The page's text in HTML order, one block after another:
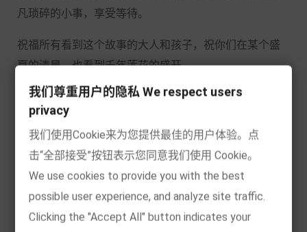
凡琐碎的小事，享受等待。
祝福所有看到这个故事的大人和孩子，祝你们在某个盛
夏的清晨，也看到千年莲花的盛开。
王早早
儿童文学作家，北京作家协会会员。曾做过报刊记者、
图书编辑，现居北京，专心于儿童文学创作。已出版童
我们尊重用户的隐私 We respect users
privacy
我们使用Cookie来为您提供最佳的用户体验。点
击“全部接受”按钮表示您同意我们使用 Cookie。
We use cookies to provide you with the best
possible user experience, and analyze site traffic.
Clicking the "Accept All" button indicates your